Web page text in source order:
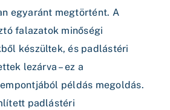
egyaránt megtörtént. A
falazatok minőségi
készültek, és padlástéri
lezárva – ez a
példás megoldás.
padlástéri